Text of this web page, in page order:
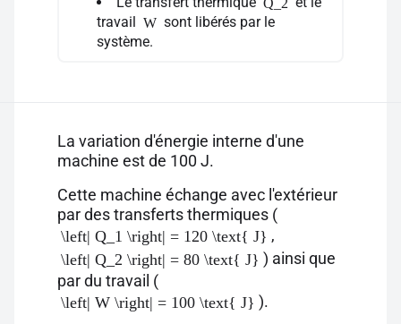
Q_2
travail
W sont libérés par le
système.
La variation d'énergie interne d'une
machine est de 100 J.
Cette machine échange avec l'extérieur
par des transferts thermiques (
\left| Q_1 \right| = 120 \text{ J} ,
\left| Q_2 \right| = 80 \text{ J} ) ainsi que
par du travail (
\left| W \right| = 100 \text{ J} ).